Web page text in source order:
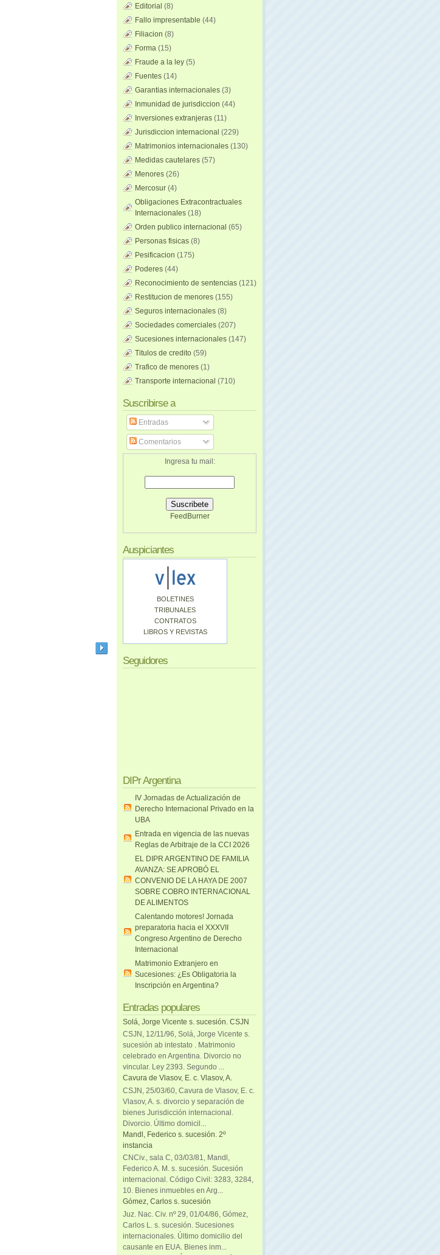
Editorial (8)
Fallo impresentable (44)
Filiacion (8)
Forma (15)
Fraude a la ley (5)
Fuentes (14)
Garantias internacionales (3)
Inmunidad de jurisdiccion (44)
Inversiones extranjeras (11)
Jurisdiccion internacional (229)
Matrimonios internacionales (130)
Medidas cautelares (57)
Menores (26)
Mercosur (4)
Obligaciones Extracontractuales
Internacionales (18)
Orden publico internacional (65)
Personas fisicas (8)
Pesificacion (175)
Poderes (44)
Reconocimiento de sentencias (121)
Restitucion de menores (155)
Seguros internacionales (8)
Sociedades comerciales (207)
Sucesiones internacionales (147)
Titulos de credito (59)
Trafico de menores (1)
Transporte internacional (710)
Suscribirse a
Entradas
Comentarios
Ingresa tu mail:
FeedBurner
Auspiciantes
BOLETINES
TRIBUNALES
CONTRATOS
LIBROS Y REVISTAS
Seguidores
DIPr Argentina
IV Jornadas de Actualización de
Derecho Internacional Privado en la
UBA
Entrada en vigencia de las nuevas
Reglas de Arbitraje de la CCI 2026
EL DIPR ARGENTINO DE FAMILIA
AVANZA: SE APROBÓ EL
CONVENIO DE LA HAYA DE 2007
SOBRE COBRO INTERNACIONAL
DE ALIMENTOS
Calentando motores! Jornada
preparatoria hacia el XXXVII
Congreso Argentino de Derecho
Internacional
Matrimonio Extranjero en
Sucesiones: ¿Es Obligatoria la
Inscripción en Argentina?
Entradas populares
Solá, Jorge Vicente s. sucesión. CSJN
CSJN, 12/11/96, Solá, Jorge Vicente s.
sucesión ab intestato . Matrimonio
celebrado en Argentina. Divorcio no
vincular. Ley 2393. Segundo ...
Cavura de Vlasov, E. c. Vlasov, A.
CSJN, 25/03/60, Cavura de Vlasov, E. c.
Vlasov, A. s. divorcio y separación de
bienes Jurisdicción internacional.
Divorcio. Último domicil...
Mandl, Federico s. sucesión. 2º
instancia
CNCiv., sala C, 03/03/81, Mandl,
Federico A. M. s. sucesión. Sucesión
internacional. Código Civil: 3283, 3284,
10. Bienes inmuebles en Arg...
Gómez, Carlos s. sucesión
Juz. Nac. Civ. nº 29, 01/04/86, Gómez,
Carlos L. s. sucesión. Sucesiones
internacionales. Último domicilio del
causante en EUA. Bienes inm...